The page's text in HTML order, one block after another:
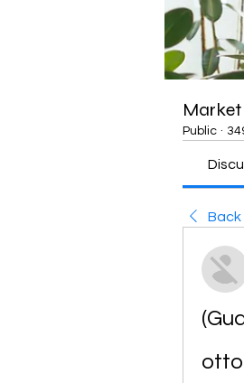
Market
Public ·
Back